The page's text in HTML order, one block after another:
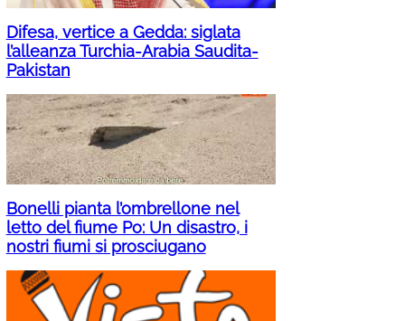
Difesa, vertice a Gedda: siglata
l’alleanza Turchia-Arabia Saudita-
Pakistan
Bonelli pianta l’ombrellone nel
letto del fiume Po: Un disastro, i
nostri fiumi si prosciugano